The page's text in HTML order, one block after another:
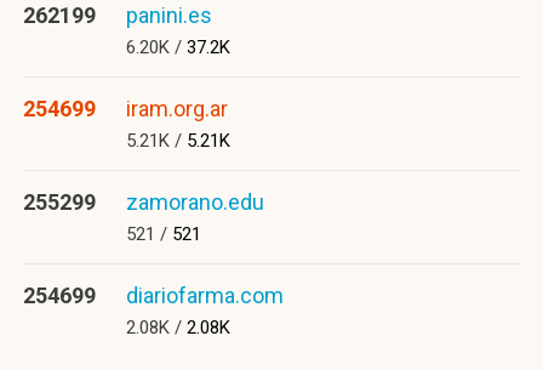
262199 panini.es
6.20K / 37.2K
254699 iram.org.ar
5.21K / 5.21K
255299 zamorano.edu
521 / 521
254699 diariofarma.com
2.08K / 2.08K